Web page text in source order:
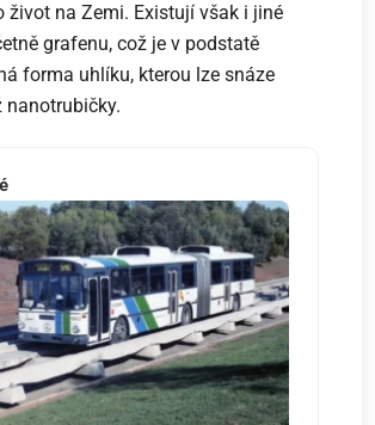
život na Zemi. Existují však i jiné
grafenu, což je v podstatě
forma uhlíku, kterou lze snáze
nanotrubičky.